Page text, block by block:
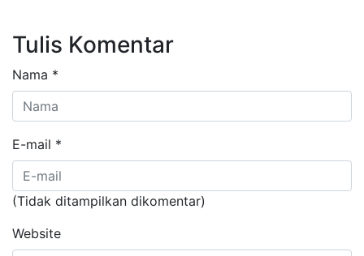
Tulis Komentar
Nama *
E-mail *
(Tidak ditampilkan dikomentar)
Website